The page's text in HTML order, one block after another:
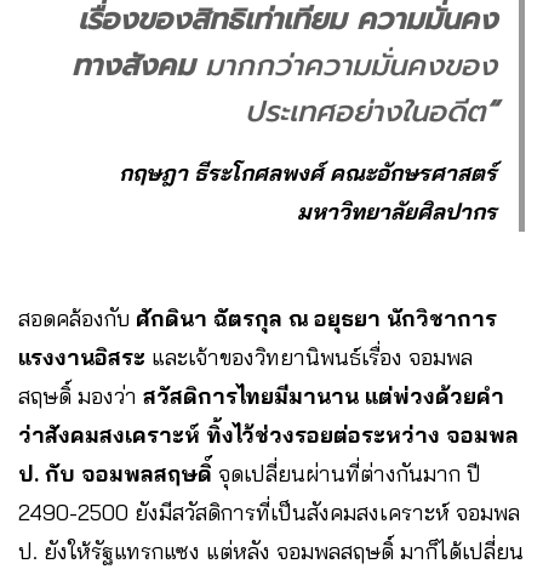
เรื่องของสิทธิเท่าเทียม ความมั่นคง
ทางสังคมมากกว่าความมั่นคงของ
ประเทศอย่างในอดีต“
กฤษฎา ธีระโกศลพงศ์ คณะอักษรศาสตร์
มหาวิทยาลัยศิลปากร
สอดคล้องกับ ศักดินา ฉัตรกุล ณ อยุธยา นักวิชาการ
แรงงานอิสระ และเจ้าของวิทยานิพนธ์เรื่อง จอมพล
สฤษดิ์ มองว่า สวัสดิการไทยมีมานาน แต่พ่วงด้วยคำ
ว่าสังคมสงเคราะห์ ทิ้งไว้ช่วงรอยต่อระหว่าง จอมพล
ป. กับ จอมพลสฤษดิ์ จุดเปลี่ยนผ่านที่ต่างกันมาก ปี
2490-2500 ยังมีสวัสดิการที่เป็นสังคมสงเคราะห์ จอมพล
ป. ยังให้รัฐแทรกแซง แต่หลัง จอมพลสฤษดิ์ มาก็ได้เปลี่ยน